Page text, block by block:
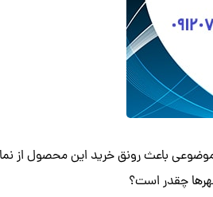
باعث رونق خرید این محصول از
چقدر است؟